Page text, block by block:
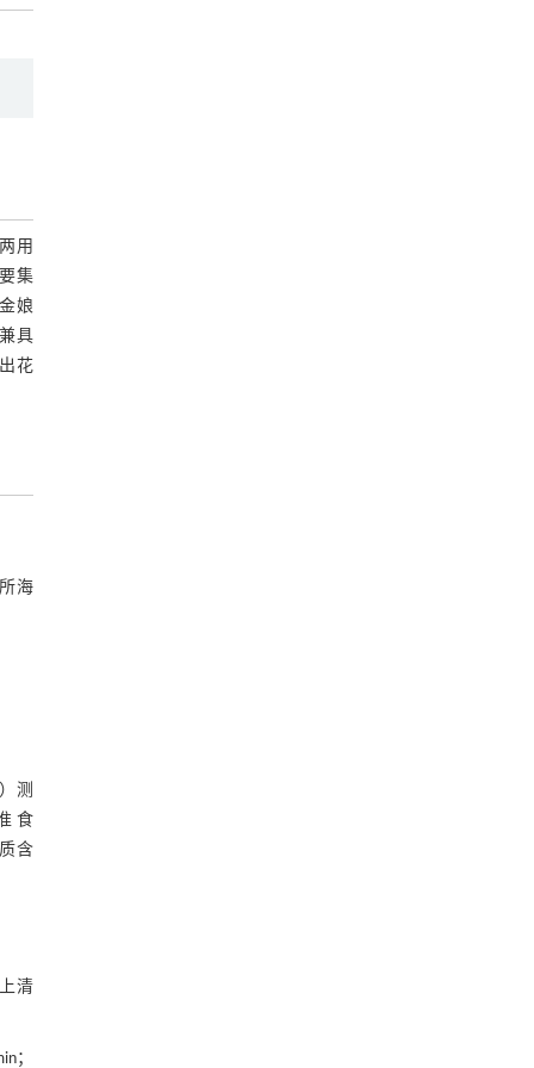
用
集
娘
具
花
海
测
食
含
清
；